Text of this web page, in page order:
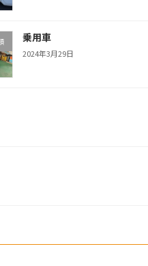
乗用車
2024年3月29日